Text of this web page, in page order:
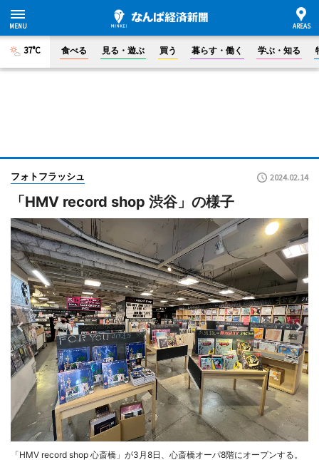
37°C 食べる 見る・遊ぶ 買う 暮らす・働く 学ぶ・知る
フォトフラッシュ 2024.02.14
「HMV record shop 渋谷」の様子
「HMV record shop 心斎橋」が3月8日、心斎橋オーパ8階にオープンする。